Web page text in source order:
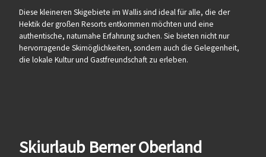
Diese kleineren Skigebiete im Wallis sind ideal für alle, die der
Hektik der großen Resorts entkommen möchten und eine
authentische, naturnahe Erfahrung suchen. Sie bieten nicht nur
hervorragende Skimöglichkeiten, sondern auch die Gelegenheit,
die lokale Kultur und Gastfreundschaft zu erleben.
Skiurlaub Berner Oberland